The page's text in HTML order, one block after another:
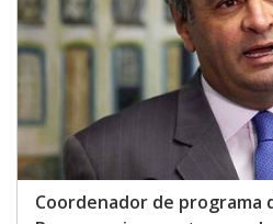
Coordenador de programa